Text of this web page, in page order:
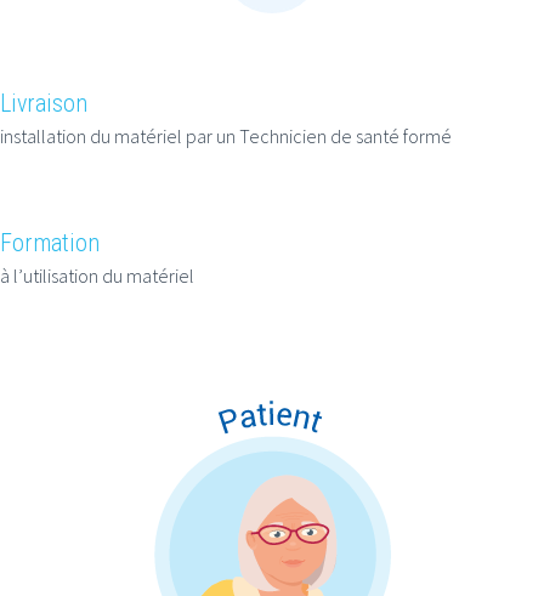
Livraison
installation du matériel par un Technicien de santé formé
Formation
à l’utilisation du matériel